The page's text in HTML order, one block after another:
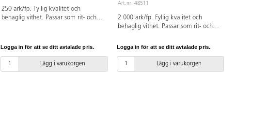
250 ark/fp. Fyllig kvalitet och
behaglig vithet. Passar som rit- och
pappersmassa. FSC-certifierat. PVC-
fri.
Logga in för att se ditt avtalade pris.
Lägg i varukorgen
Art.nr: 48511
2 000 ark/fp. Fyllig kvalitet och
behaglig vithet. Passar som rit- och
A5/500 ark, A4/1250 ark och A3/250
ark. Tillverkat av ren, ny
Logga in för att se ditt avtalade pris.
Lägg i varukorgen